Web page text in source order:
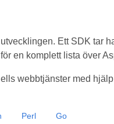
Ett SDK tar
en komplett lista över
webbtjänster med
Perl Go